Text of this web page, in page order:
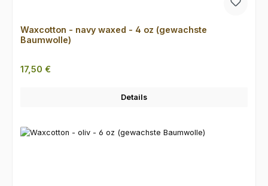
Waxcotton - navy waxed - 4 oz (gewachste
Baumwolle)
Regulärer Preis:
17,50 €
Details